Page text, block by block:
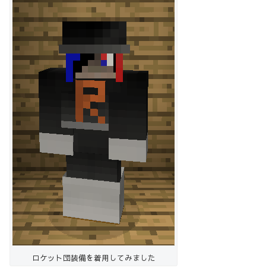
ロケット団装備を着用してみました